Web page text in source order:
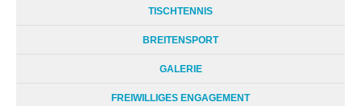
TISCHTENNIS
BREITENSPORT
GALERIE
FREIWILLIGES ENGAGEMENT